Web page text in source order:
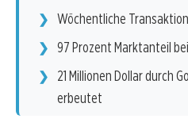
Wöchentliche
97 Prozent Marktanteil
21 Millionen Dollar durch
erbeutet